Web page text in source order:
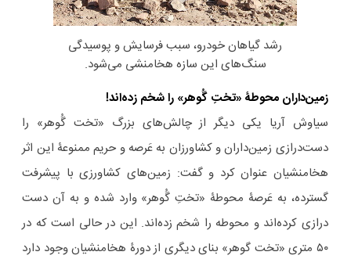
رشد گیاهان خودرو، سبب فرسایش و پوسیدگی
سنگ‌های این سازه هخامنشی می‌شود.
زمین‌داران محوطۀ «تختِ گُوهر» را شخم زده‌اند!
سیاوش آریا یکی دیگر از چالش‌های بزرگ «تخت گُوهر» را
دست‌درازی زمین‌داران و کشاورزان به عَرصه و حریم ممنوعۀ این اثر
هخامنشیان عنوان کرد و گفت: زمین‌های کشاورزی با پیشرفت
گسترده، به عَرصۀ محوطۀ «تختِ گُوهر» وارد شده و به آن دست
درازی کرده‌اند و محوطه را شخم زده‌اند. این در حالی است که در
۵۰ متری «تخت گوهر» بنای دیگری از دورۀ هخامنشیان وجود دارد